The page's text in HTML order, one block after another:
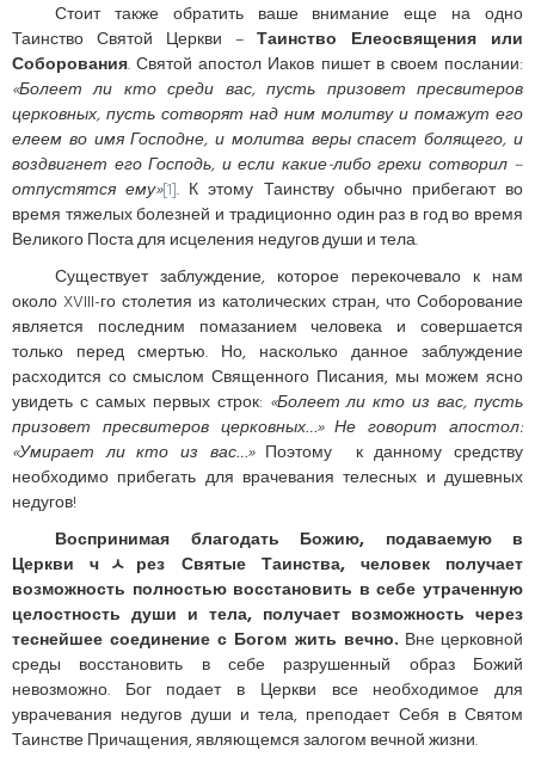
Стоит также обратить ваше внимание еще на одно
Таинство Святой Церкви –Таинство Елеосвящения или
Соборования. Святой апостол Иаков пишет в своем послании:
«Болеет ли кто среди вас, пусть призовет пресвитеров
церковных, пусть сотворят над ним молитву и помажут его
елеем во имя Господне, и молитва веры спасет болящего, и
воздвигнет его Господь, и если какие-либо грехи сотворил –
отпустятся ему»[1]. К этому Таинству обычно прибегают во
время тяжелых болезней и традиционно один раз в год во время
Великого Поста для исцеления недугов души и тела.
Существует заблуждение, которое перекочевало к нам
около XVIII-го столетия из католических стран, что Соборование
является последним помазанием человека и совершается
только перед смертью. Но, насколько данное заблуждение
расходится со смыслом Священного Писания, мы можем ясно
увидеть с самых первых строк: «Болеет ли кто из вас, пусть
призовет пресвитеров церковных…» Не говорит апостол:
«Умирает ли кто из вас…»Поэтому к данному средству
необходимо прибегать для врачевания телесных и душевных
недугов!
Воспринимая благодать Божию, подаваемую в
Церкви чﾵрез Святые Таинства, человек получает
возможность полностью восстановить в себе утраченную
целостность души и тела, получает возможность через
теснейшее соединение с Богом жить вечно. Вне церковной
среды восстановить в себе разрушенный образ Божий
невозможно. Бог подает в Церкви все необходимое для
уврачевания недугов души и тела, преподает Себя в Святом
Таинстве Причащения, являющемся залогом вечной жизни.